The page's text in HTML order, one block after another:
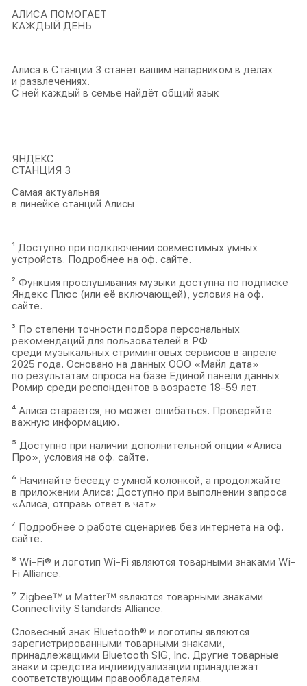
АЛИСА ПОМОГАЕТ
КАЖДЫЙ ДЕНЬ
Алиса в Станции 3 станет вашим напарником в делах
и развлечениях.
С ней каждый в семье найдёт общий язык
ЯНДЕКС
СТАНЦИЯ 3
Самая актуальная
в линейке станций Алисы
¹ Доступно при подключении совместимых умных
устройств. Подробнее на оф. сайте.
² Функция прослушивания музыки доступна по подписке
Яндекс Плюс (или её включающей), условия на оф.
сайте.
³ По степени точности подбора персональных
рекомендаций для пользователей в РФ
среди музыкальных стриминговых сервисов в апреле
2025 года. Основано на данных ООО «Майл дата»
по результатам опроса на базе Единой панели данных
Ромир среди респондентов в возрасте 18-59 лет.
⁴ Алиса старается, но может ошибаться. Проверяйте
важную информацию.
⁵ Доступно при наличии дополнительной опции «Алиса
Про», условия на оф. сайте.
⁶ Начинайте беседу с умной колонкой, а продолжайте
в приложении Алиса: Доступно при выполнении запроса
«Алиса, отправь ответ в чат»
⁷ Подробнее о работе сценариев без интернета на оф.
сайте.
⁸ Wi-Fi® и логотип Wi-Fi являются товарными знаками Wi-
Fi Alliance.
⁹ Zigbee™ и Matter™ являются товарными знаками
Connectivity Standards Alliance.
Словесный знак Bluetooth® и логотипы являются
зарегистрированными товарными знаками,
принадлежащими Bluetooth SIG, Inc. Другие товарные
знаки и средства индивидуализации принадлежат
соответствующим правообладателям.